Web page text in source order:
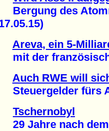
Bergung des
Areva, ein 5-
mit der
Auch RWE will
Steuergelder fürs
Tschernobyl
29 Jahre nach dem